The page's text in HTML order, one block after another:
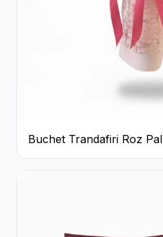
Buchet Trandafiri Roz